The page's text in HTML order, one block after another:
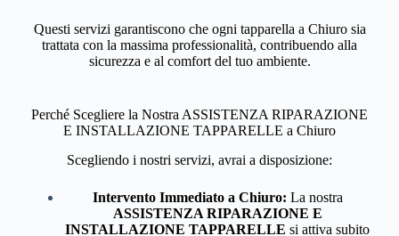
Questi servizi garantiscono che ogni tapparella a Chiuro sia
trattata con la massima professionalità, contribuendo alla
sicurezza e al comfort del tuo ambiente.
Perché Scegliere la Nostra ASSISTENZA RIPARAZIONE
E INSTALLAZIONE TAPPARELLE a Chiuro
Scegliendo i nostri servizi, avrai a disposizione:
Intervento Immediato a Chiuro: La nostra
ASSISTENZA RIPARAZIONE E
INSTALLAZIONE TAPPARELLE si attiva subito